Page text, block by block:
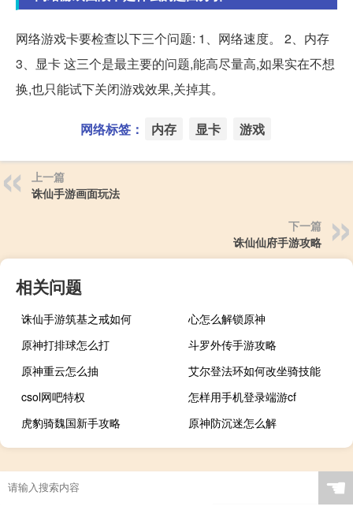
网络游戏卡要检查以下三个问题: 1、网络速度。 2、内存
3、显卡 这三个是最主要的问题,能高尽量高,如果实在不想
换,也只能试下关闭游戏效果,关掉其。
网络标签： 内存 显卡 游戏
上一篇
诛仙手游画面玩法
下一篇
诛仙仙府手游攻略
相关问题
诛仙手游筑基之戒如何
心怎么解锁原神
原神打排球怎么打
斗罗外传手游攻略
原神重云怎么抽
艾尔登法环如何改坐骑技能
csol网吧特权
怎样用手机登录端游cf
虎豹骑魏国新手攻略
原神防沉迷怎么解
☚